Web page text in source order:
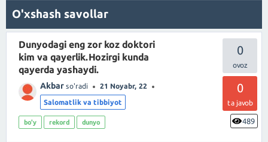
O'xshash savollar
0
0
ta javob
489
Dunyodagi eng zor koz doktori
kim va qayerlik.Hozirgi kunda
qayerda yashaydi.
Akbar so'radi 21 Noyabr, 22
Salomatlik va tibbiyot
bo'y rekord dunyo